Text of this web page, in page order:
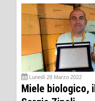
Lunedì 28 Marzo 2022
Miele biologico,